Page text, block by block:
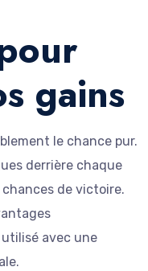
gains
le chance pur.
derrière chaque
de victoire.
avec une